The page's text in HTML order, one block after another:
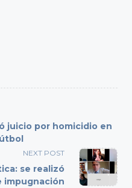
juicio por homicidio en
NEXT POST
se realizó
impugnación